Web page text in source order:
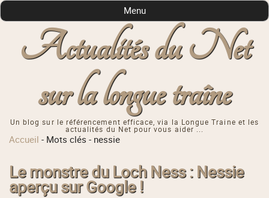
Actualités du Net
sur la longue traîne
Un blog sur le référencement efficace, via la Longue Traine et les
actualités du Net pour vous aider ...
Menu
Accueil - Mots clés - nessie
Le monstre du Loch Ness : Nessie
aperçu sur Google !